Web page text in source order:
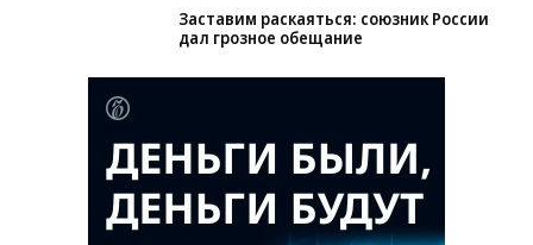
Заставим раскаяться: союзник России
дал грозное обещание